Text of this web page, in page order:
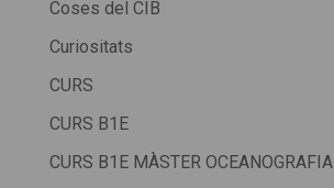
Coses del CIB
Curiositats
CURS
CURS B1E
CURS B1E MÀSTER OCEANOGRAFIA